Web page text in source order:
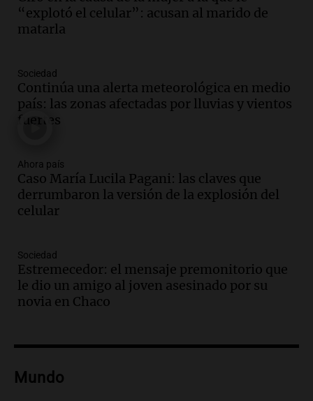
de Casa del Encuentro
Panorama Federal
viviendas paralizadas tras el cierre de
Procrear en la provincia
Panorama Federal
Episodios
propiedad privada genera preocupación
y críticas entre senadores
Panorama Federal
Episodios
un pilar cultural y social según Antonio
Marocco
Panorama Federal
Episodios
custodia en Salta
Episodios
“explotó el celular”: acusan al marido de
matarla
Sociedad
Continúa una alerta meteorológica en medio
país: las zonas afectadas por lluvias y vientos
fuertes
Ahora país
Caso María Lucila Pagani: las claves que
derrumbaron la versión de la explosión del
celular
Sociedad
Estremecedor: el mensaje premonitorio que
le dio un amigo al joven asesinado por su
novia en Chaco
Mundo